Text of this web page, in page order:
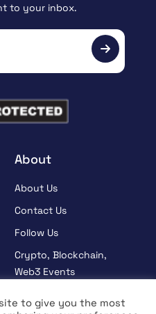
About
About Us
Contact Us
Follow Us
Crypto, Blockchain,
Web3 Events
to your inbox.
to give you the most